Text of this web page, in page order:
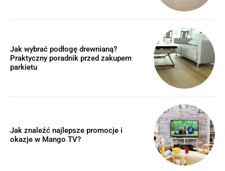
Jak wybrać podłogę drewnianą?
Praktyczny poradnik przed zakupem
parkietu
Jak znaleźć najlepsze promocje i
okazje w Mango TV?